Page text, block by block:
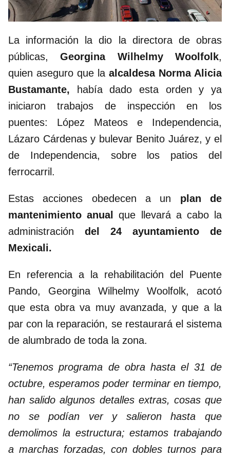
La información la dio la directora de obras
públicas,Georgina Wilhelmy Woolfolk,
quien aseguro que la alcaldesa Norma Alicia
Bustamante, había dado esta orden y ya
iniciaron trabajos de inspección en los
puentes: López Mateos e Independencia,
Lázaro Cárdenas y bulevar Benito Juárez, y el
de Independencia, sobre los patios del
ferrocarril.
Estas acciones obedecen a un plan de
mantenimiento anual
que llevará a cabo la
administración del 24 ayuntamiento de
Mexicali.
En referencia a la rehabilitación del Puente
Pando, Georgina Wilhelmy Woolfolk, acotó
que esta obra va muy avanzada, y que a la
par con la reparación, se restaurará el sistema
de alumbrado de toda la zona.
“Tenemos programa de obra hasta el 31 de
octubre, esperamos poder terminar en tiempo,
han salido algunos detalles extras, cosas que
no se podían ver y salieron hasta que
demolimos la estructura; estamos trabajando
a marchas forzadas, con dobles turnos para